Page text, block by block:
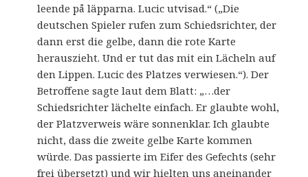
leende på läpparna. Lucic utvisad.“ („Die
deutschen Spieler rufen zum Schiedsrichter, der
dann erst die gelbe, dann die rote Karte
herauszieht. Und er tut das mit ein Lächeln auf
den Lippen. Lucic des Platzes verwiesen.“). Der
Betroffene sagte laut dem Blatt: „…der
Schiedsrichter lächelte einfach. Er glaubte wohl,
der Platzverweis wäre sonnenklar. Ich glaubte
nicht, dass die zweite gelbe Karte kommen
würde. Das passierte im Eifer des Gefechts (sehr
frei übersetzt) und wir hielten uns aneinander